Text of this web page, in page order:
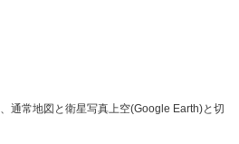
通常地図と衛星写真上空(Google Earth)と切